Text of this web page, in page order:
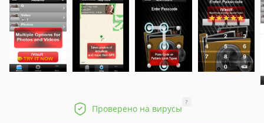
Проверено на вирусы
?